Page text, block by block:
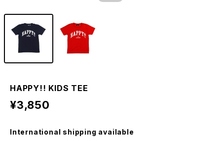
HAPPY!! KIDS TEE
¥3,850
International shipping available